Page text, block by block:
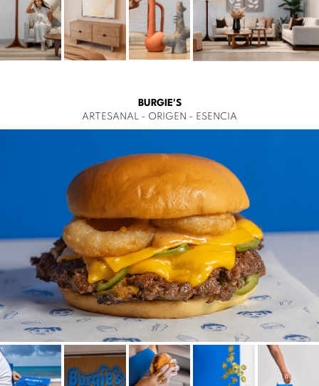
BURGIE'S
ARTESANAL - ORIGEN - ESENCIA